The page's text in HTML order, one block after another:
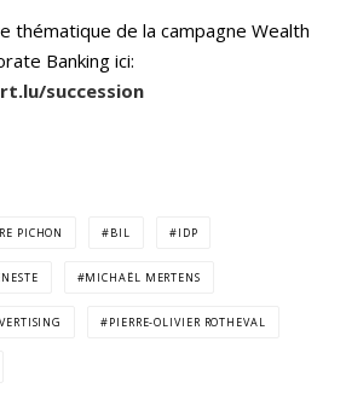
thématique de la campagne Wealth
Banking ici:
succession
PICHON BIL IDP
MICHAËL MERTENS
PIERRE-OLIVIER ROTHEVAL